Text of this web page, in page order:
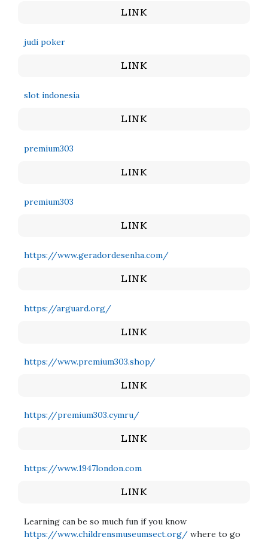
LINK
judi poker
LINK
slot indonesia
LINK
premium303
LINK
premium303
LINK
https://www.geradordesenha.com/
LINK
https://arguard.org/
LINK
https://www.premium303.shop/
LINK
https://premium303.cymru/
LINK
https://www.1947london.com
LINK
Learning can be so much fun if you know
https://www.childrensmuseumsect.org/ where to go